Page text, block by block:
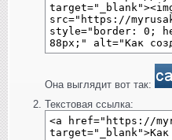
Она выглядит вот так:
Текстовая ссылка: